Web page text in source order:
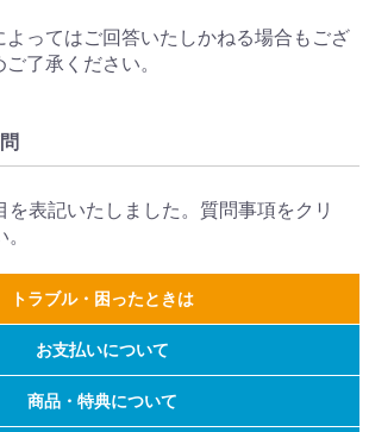
よってはご回答いたしかねる場合もござ
了承ください。
を表記いたしました。質問事項をクリ
トラブル・困ったときは
お支払いについて
商品・特典について